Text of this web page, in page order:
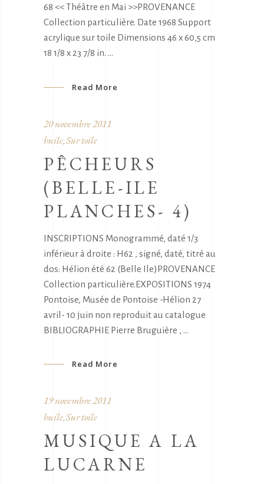
68 << Théâtre en Mai >>PROVENANCE
Collection particulière. Date 1968 Support
acrylique sur toile Dimensions 46 x 60,5 cm
18 1/8 x 23 7/8 in.
Read More
20 novembre 2011
huile Sur toile
PÊCHEURS
(BELLE-ILE
PLANCHES- 4)
INSCRIPTIONS Monogrammé, daté 1/3
inférieur à droite : H62 , signé, daté, titré au
dos: Hélion été 62 (Belle Ile)PROVENANCE
Collection particulière.EXPOSITIONS 1974
Pontoise, Musée de Pontoise -Hélion 27
avril- 10 juin non reproduit au catalogue
BIBLIOGRAPHIE Pierre Bruguière ,
Read More
19 novembre 2011
huile, Sur toile
MUSIQUE A LA
LUCARNE